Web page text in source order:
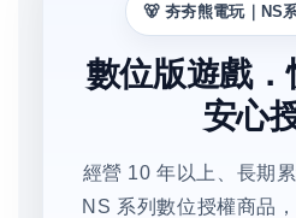
🐻 夯夯熊電玩｜NS
數位版遊戲．
安心
經營 10 年以上、長期
NS 系列數位授權商品